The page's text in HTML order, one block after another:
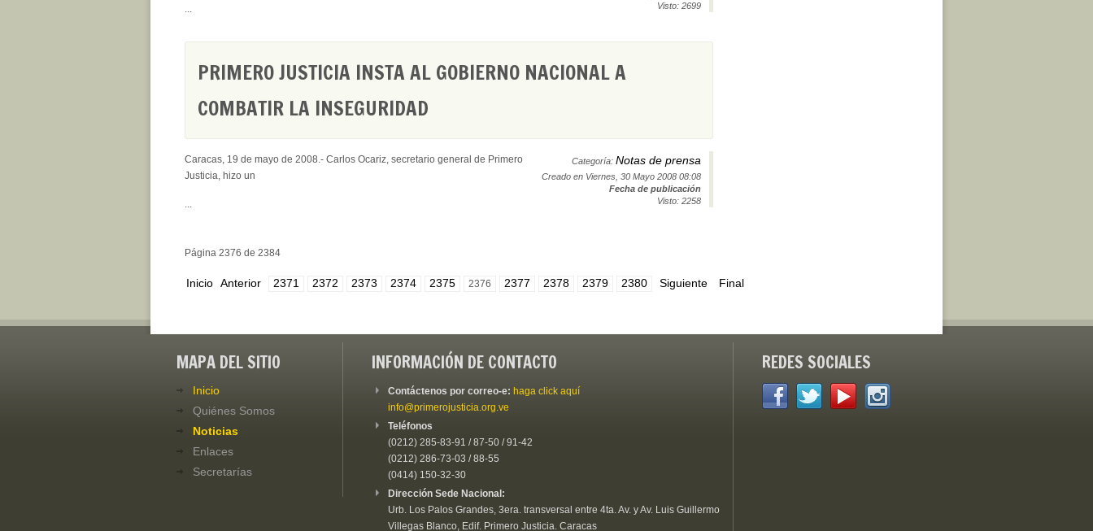
Visto: 2699
...
PRIMERO JUSTICIA INSTA AL GOBIERNO NACIONAL A
COMBATIR LA INSEGURIDAD
Categoría: Notas de prensa
Creado en Viernes, 30 Mayo 2008 08:08
Fecha de publicación
Visto: 2258
Caracas, 19 de mayo de 2008.- Carlos Ocariz, secretario general de Primero
Justicia, hizo un
...
Página 2376 de 2384
Inicio Anterior 2371 2372 2373 2374 2375 2376 2377 2378 2379 2380 Siguiente Final
MAPA DEL SITIO
Inicio
Quiénes Somos
Noticias
Enlaces
Secretarías
INFORMACIÓN DE CONTACTO
Contáctenos por correo-e: haga click aquí
info@primerojusticia.org.ve
Teléfonos
(0212) 285-83-91 / 87-50 / 91-42
(0212) 286-73-03 / 88-55
(0414) 150-32-30
Dirección Sede Nacional:
Urb. Los Palos Grandes, 3era. transversal entre 4ta. Av. y Av. Luis Guillermo
Villegas Blanco, Edif. Primero Justicia. Caracas
REDES SOCIALES